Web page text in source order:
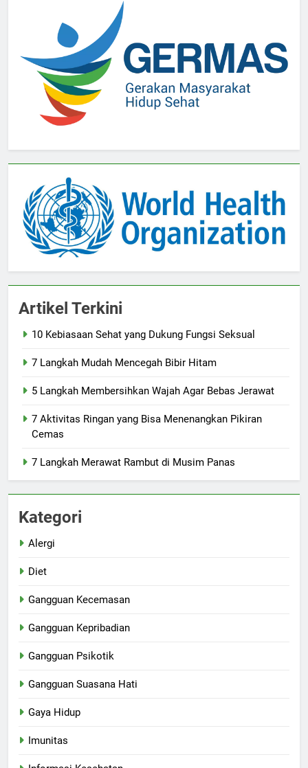
Artikel Terkini
10 Kebiasaan Sehat yang Dukung Fungsi Seksual
7 Langkah Mudah Mencegah Bibir Hitam
5 Langkah Membersihkan Wajah Agar Bebas Jerawat
7 Aktivitas Ringan yang Bisa Menenangkan Pikiran
Cemas
7 Langkah Merawat Rambut di Musim Panas
Kategori
Alergi
Diet
Gangguan Kecemasan
Gangguan Kepribadian
Gangguan Psikotik
Gangguan Suasana Hati
Gaya Hidup
Imunitas